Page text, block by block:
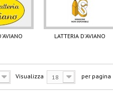
LATTERIA D'AVIANO
Visualizza 18 per pagina